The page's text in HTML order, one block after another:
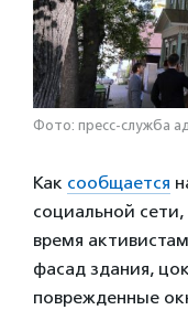
Фото: пресс-служба
Как сообщается
социальной
время
фасад здания,
поврежденные